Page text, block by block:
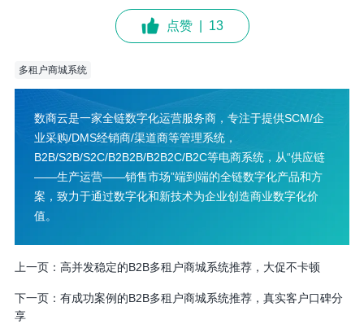
点赞 13
多租户商城系统
数商云是一家全链数字化运营服务商，专注于提供SCM/企
业采购/DMS经销商/渠道商等管理系统，
B2B/S2B/S2C/B2B2B/B2B2C/B2C等电商系统，从“供应链
——生产运营——销售市场”端到端的全链数字化产品和方
案，致力于通过数字化和新技术为企业创造商业数字化价
值。
上一页： 高并发稳定的B2B多租户商城系统推荐，大促不卡顿
下一页： 有成功案例的B2B多租户商城系统推荐，真实客户口碑分
享